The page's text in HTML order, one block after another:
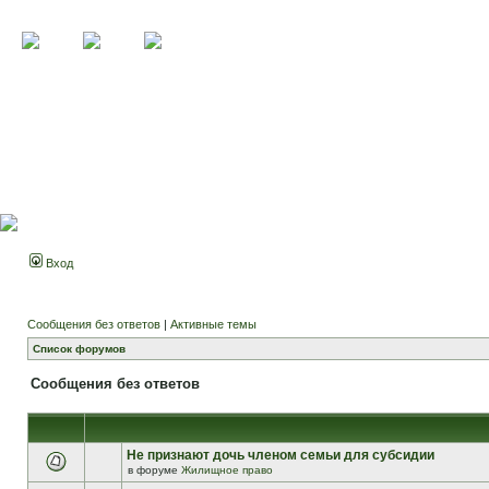
Вход
Сообщения без ответов | Активные темы
Список форумов
Сообщения без ответов
Не признают дочь членом семьи для субсидии
в форуме Жилищное право